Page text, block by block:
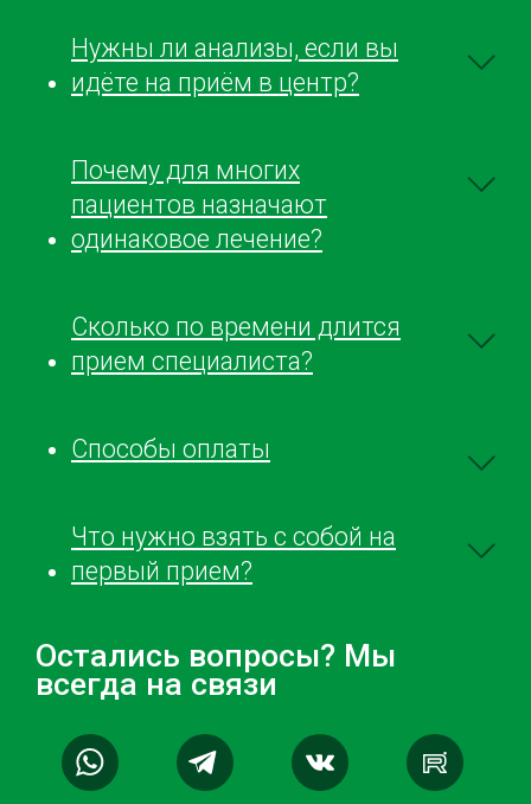
Нужны ли анализы, если вы
идёте на приём в центр?
Почему для многих
пациентов назначают
одинаковое лечение?
Сколько по времени длится
прием специалиста?
Способы оплаты
Что нужно взять с собой на
первый прием?
Остались вопросы? Мы
всегда на связи